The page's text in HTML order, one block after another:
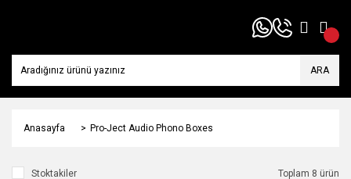
ARA
Anasayfa Pro-Ject Audio Phono Boxes
Stoktakiler Toplam 8 ürün